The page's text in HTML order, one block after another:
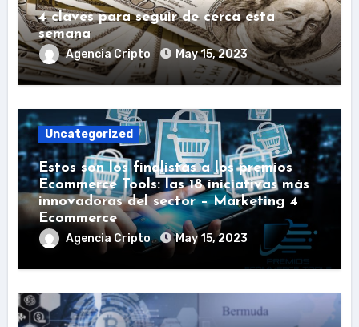
4 claves para seguir de cerca esta
semana
Agencia Cripto May 15, 2023
Uncategorized
Estos son los finalistas a los premios
Ecommerce Tools: las 18 iniciativas más
innovadoras del sector – Marketing 4
Ecommerce
Agencia Cripto May 15, 2023